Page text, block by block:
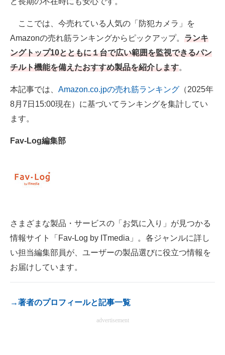
ITエンジニア向け専門サイト
企業向けIT製品の総合サイト
IT製品の技術・比較・事例
製造業のIT導入・活用を支援
モノづくり技術者専門サイト
建設×テクノロジーの最前線
ここでは、今売れている人気の「防犯カメラ」を
Amazonの売れ筋ランキングからピックアップ。 ランキ
ングトップ10とともに１台で広い範囲を監視できるパン
チルト機能を備えたおすすめ製品を紹介します。
本記事では、 Amazon.co.jpの売れ筋ランキング （2025年
8月7日15:00現在）に基づいてランキングを集計してい
ます。
Fav-Log編集部
さまざまな製品・サービスの「お気に入り」が見つかる
情報サイト「Fav-Log by ITmedia」。各ジャンルに詳し
い担当編集部員が、ユーザーの製品選びに役立つ情報を
お届けしています。
→著者のプロフィールと記事一覧
advertisement